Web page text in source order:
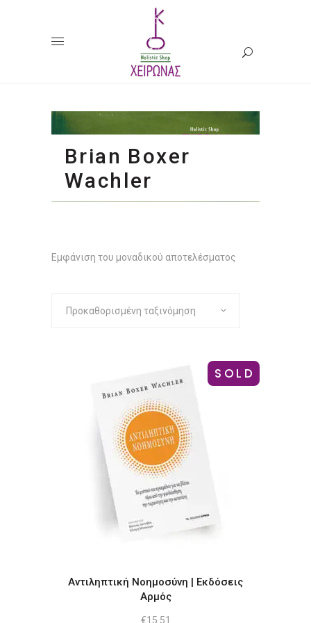
Brian Boxer
Wachler
Εμφάνιση του μοναδικού αποτελέσματος
Προκαθορισμένη ταξινόμηση
SOLD
Αντιληπτική Νοημοσύνη | Εκδόσεις
Αρμός
€15.51